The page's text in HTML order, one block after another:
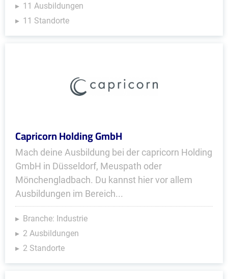
11 Ausbildungen
11 Standorte
Capricorn Holding GmbH
Mach deine Ausbildung bei der capricorn Holding
GmbH in Düsseldorf, Meuspath oder
Mönchengladbach. Du kannst hier vor allem
Ausbildungen im Bereich...
Branche: Industrie
2 Ausbildungen
2 Standorte